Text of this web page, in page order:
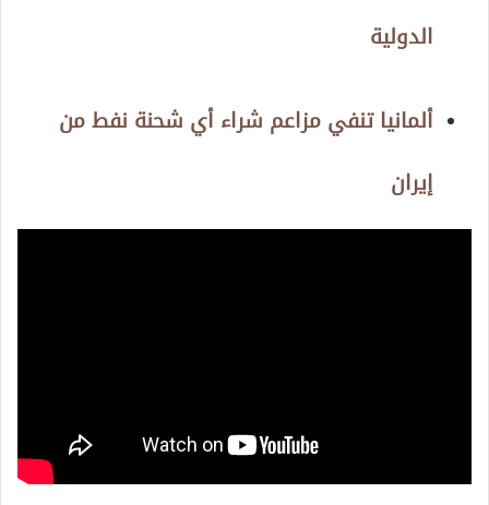
الدولية
ألمانيا تنفي مزاعم شراء أي شحنة نفط من
إيران